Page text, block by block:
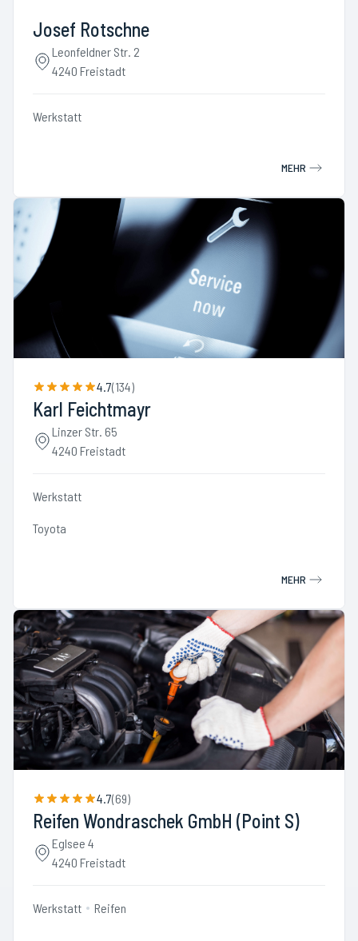
Josef Rotschne
Leonfeldner Str. 2
4240 Freistadt
Werkstatt
MEHR
4.7(134)
Karl Feichtmayr
Linzer Str. 65
4240 Freistadt
Werkstatt
Toyota
MEHR
4.7(69)
Reifen Wondraschek GmbH (Point S)
Eglsee 4
4240 Freistadt
Werkstatt Reifen